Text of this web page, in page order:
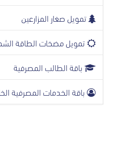
تمويل صغار المزارعين
تمويل مضخات الطاقة
باقة الطالب المصرفية
باقة الخدمات المصرفية